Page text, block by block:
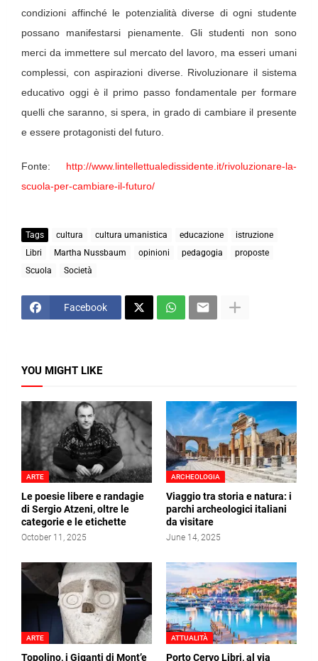
condizioni affinché le potenzialità diverse di ogni studente
possano manifestarsi pienamente. Gli studenti non sono
merci da immettere sul mercato del lavoro, ma esseri umani
complessi, con aspirazioni diverse. Rivoluzionare il sistema
educativo oggi è il primo passo fondamentale per formare
quelli che saranno, si spera, in grado di cambiare il presente
e essere protagonisti del futuro.
Fonte: http://www.lintellettualedissidente.it/rivoluzionare-la-
scuola-per-cambiare-il-futuro/
Tags cultura cultura umanistica educazione
istruzione
Libri
Martha Nussbaum opinioni pedagogia
proposte
Scuola
Società
Facebook
YOU MIGHT LIKE
ARTE
Le poesie libere e randagie
di Sergio Atzeni, oltre le
categorie e le etichette
October 11, 2025
ARCHEOLOGIA
Viaggio tra storia e natura: i
parchi archeologici italiani
da visitare
June 14, 2025
ARTE
Topolino, i Giganti di Mont’e
ATTUALITÀ
Porto Cervo Libri, al via